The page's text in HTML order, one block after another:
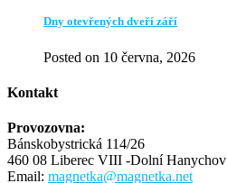
Dny otevřených dveří září
Posted on 10 června, 2026
Kontakt
Provozovna:
Bánskobystrická 114/26
460 08 Liberec VIII -Dolní Hanychov
Email: magnetka@magnetka.net